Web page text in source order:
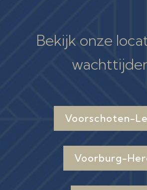
Bekijk onze
Voorschoten-
Voorburg-